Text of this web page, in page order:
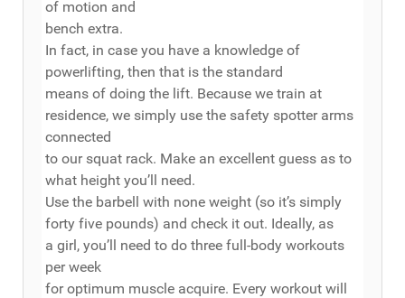
of motion and
bench extra.
In fact, in case you have a knowledge of
powerlifting, then that is the standard
means of doing the lift. Because we train at
residence, we simply use the safety spotter arms
connected
to our squat rack. Make an excellent guess as to
what height you’ll need.
Use the barbell with none weight (so it’s simply
forty five pounds) and check it out. Ideally, as
a girl, you’ll need to do three full-body workouts
per week
for optimum muscle acquire. Every workout will